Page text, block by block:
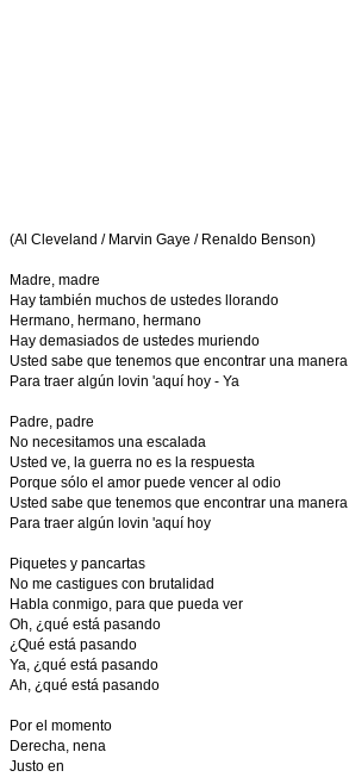
(Al Cleveland / Marvin Gaye / Renaldo Benson)
Madre, madre
Hay también muchos de ustedes llorando
Hermano, hermano, hermano
Hay demasiados de ustedes muriendo
Usted sabe que tenemos que encontrar una manera
Para traer algún lovin 'aquí hoy - Ya
Padre, padre
No necesitamos una escalada
Usted ve, la guerra no es la respuesta
Porque sólo el amor puede vencer al odio
Usted sabe que tenemos que encontrar una manera
Para traer algún lovin 'aquí hoy
Piquetes y pancartas
No me castigues con brutalidad
Habla conmigo, para que pueda ver
Oh, ¿qué está pasando
¿Qué está pasando
Ya, ¿qué está pasando
Ah, ¿qué está pasando
Por el momento
Derecha, nena
Justo en